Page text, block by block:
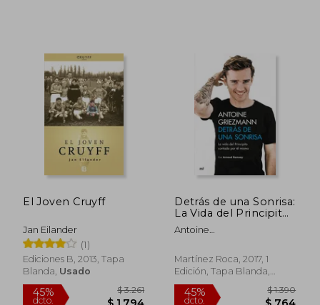
El Joven Cruyff
Jan Eilander
(1)
Ediciones B, 2013, Tapa
Blanda, Usado
Detrás de una Sonrisa:
La Vida del Principito
Contada por él
Mismo
Antoine
Ramsay
Martínez Roca, 2017, 1
Edición, Tapa Blanda,
Usado